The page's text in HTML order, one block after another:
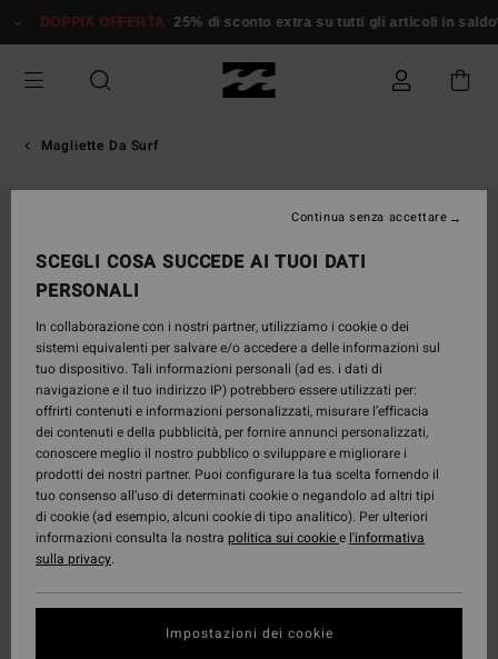
alle
prodotto
DOPPIA OFFERTA 25% di sconto extra su tutti gli articoli in saldo*
Magliette Da Surf
SCEGLI COSA SUCCEDE AI TUOI DATI
PERSONALI
In collaborazione con i nostri partner, utilizziamo i cookie o dei
sistemi equivalenti per salvare e/o accedere a delle informazioni sul
tuo dispositivo. Tali informazioni personali (ad es. i dati di
navigazione e il tuo indirizzo IP) potrebbero essere utilizzati per:
offrirti contenuti e informazioni personalizzati, misurare l’efficacia
dei contenuti e della pubblicità, per fornire annunci personalizzati,
conoscere meglio il nostro pubblico o sviluppare e migliorare i
prodotti dei nostri partner. Puoi configurare la tua scelta fornendo il
tuo consenso all’uso di determinati cookie o negandolo ad altri tipi
di cookie (ad esempio, alcuni cookie di tipo analitico). Per ulteriori
informazioni consulta la nostra politica sui cookiee l'informativa
sulla privacy.
Impostazioni dei cookie
Continua senza accettare